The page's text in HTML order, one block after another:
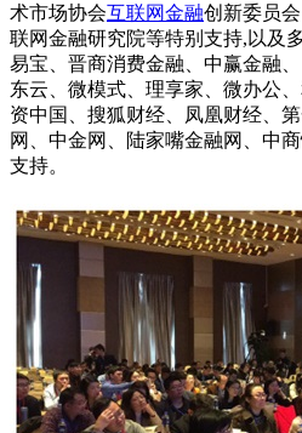
术市场协会互联网金融创新委员
联网金融研究院等特别支持,以及
易宝、晋商消费金融、中赢金融
东云、微模式、理享家、微办公
资中国、搜狐财经、凤凰财经、
网、中金网、陆家嘴金融网、中
支持。